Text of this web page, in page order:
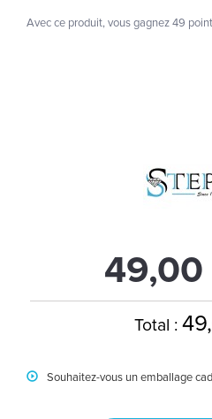
Avec ce produit, vous gagnez49
Total :
Souhaitez-vous un emballage